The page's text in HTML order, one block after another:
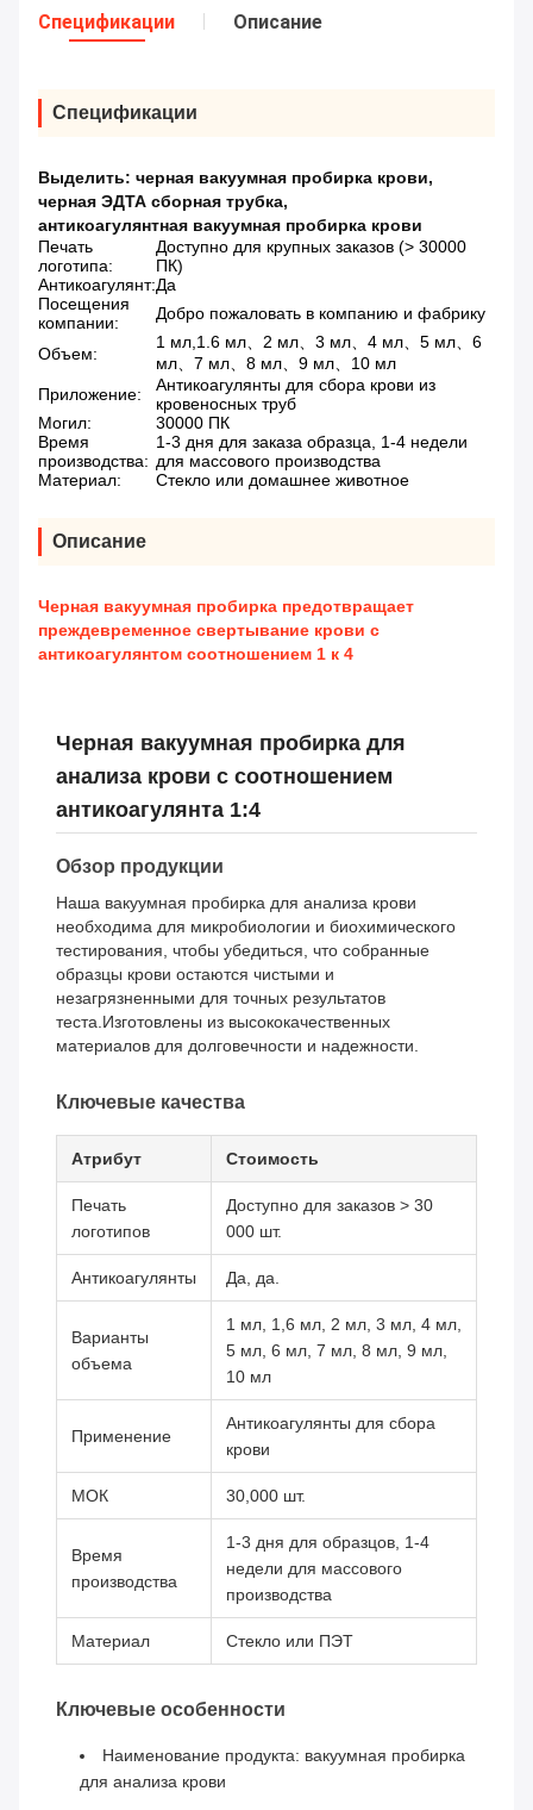
Спецификации Описание
Спецификации
Выделить: черная вакуумная пробирка крови,
черная ЭДТА сборная трубка,
антикоагулянтная вакуумная пробирка крови
Печать
логотипа:
Доступно для крупных заказов (> 30000
ПК)
Антикоагулянт:Да
Посещения
компании:
Добро пожаловать в компанию и фабрику
Объем:
1 мл,1.6 мл、2 мл、3 мл、4 мл、5 мл、6
мл、7 мл、8 мл、9 мл、10 мл
Приложение:
Антикоагулянты для сбора крови из
кровеносных труб
Могил:
30000 ПК
Время
производства:
1-3 дня для заказа образца, 1-4 недели
для массового производства
Материал:
Стекло или домашнее животное
Описание
Черная вакуумная пробирка предотвращает
преждевременное свертывание крови с
антикоагулянтом соотношением 1 к 4
Черная вакуумная пробирка для
анализа крови с соотношением
антикоагулянта 1:4
Обзор продукции
Наша вакуумная пробирка для анализа крови
необходима для микробиологии и биохимического
тестирования, чтобы убедиться, что собранные
образцы крови остаются чистыми и
незагрязненными для точных результатов
теста.Изготовлены из высококачественных
материалов для долговечности и надежности.
Ключевые качества
Атрибут Стоимость
Печать
логотипов
Доступно для заказов > 30
000 шт.
Антикоагулянты Да, да.
Варианты
объема
1 мл, 1,6 мл, 2 мл, 3 мл, 4 мл,
5 мл, 6 мл, 7 мл, 8 мл, 9 мл,
10 мл
Применение
Антикоагулянты для сбора
крови
МОК 30,000 шт.
Время
производства
1-3 дня для образцов, 1-4
недели для массового
производства
Материал Стекло или ПЭТ
Ключевые особенности
Наименование продукта: вакуумная пробирка
для анализа крови